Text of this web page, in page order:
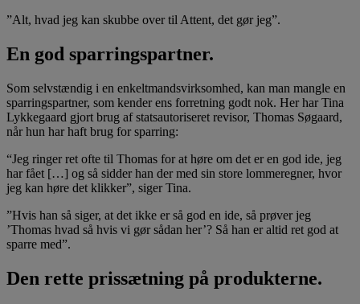
”Alt, hvad jeg kan skubbe over til Attent, det gør jeg”.
En god sparringspartner.
Som selvstændig i en enkeltmandsvirksomhed, kan man mangle en
sparringspartner, som kender ens forretning godt nok. Her har Tina
Lykkegaard gjort brug af statsautoriseret revisor, Thomas Søgaard,
når hun har haft brug for sparring:
“Jeg ringer ret ofte til Thomas for at høre om det er en god ide, jeg
har fået […] og så sidder han der med sin store lommeregner, hvor
jeg kan høre det klikker”, siger Tina.
”Hvis han så siger, at det ikke er så god en ide, så prøver jeg
’Thomas hvad så hvis vi gør sådan her’? Så han er altid ret god at
sparre med”.
Den rette prissætning på produkterne.